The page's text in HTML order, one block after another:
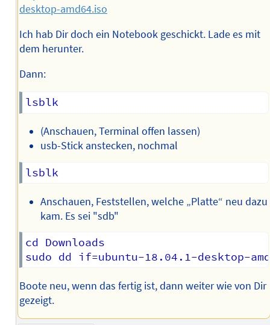
desktop-amd64.iso
Ich hab Dir doch ein Notebook geschickt. Lade es mit
dem herunter.
Dann:
(Anschauen, Terminal offen lassen)
usb-Stick anstecken, nochmal
Anschauen, Feststellen, welche „Platte“ neu dazu
kam. Es sei "sdb"
cd Downloads
Boote neu, wenn das fertig ist, dann weiter wie von Dir
gezeigt.